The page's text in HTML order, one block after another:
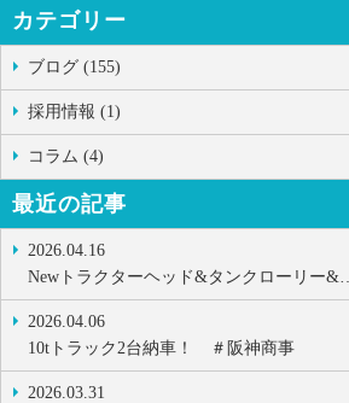
カテゴリー
ブログ (155)
採用情報 (1)
コラム (4)
最近の記事
2026.04.16
Newトラクターヘッド&タンクローリー&…
2026.04.06
10tトラック2台納車！ ＃阪神商事
2026.03.31